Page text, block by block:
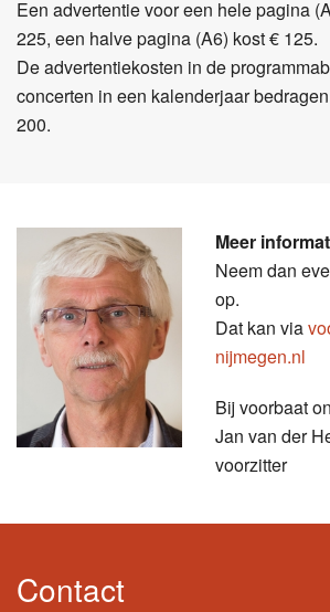
Een advertentie voor een hele pagina
225, een halve pagina (A6) kost € 125.
De advertentiekosten in de
concerten in een kalenderjaar
200.
Meer
Neem dan
op.
Dat kan via
nijmegen.nl
Bij voorbaat
Jan van der
voorzitter
Contact